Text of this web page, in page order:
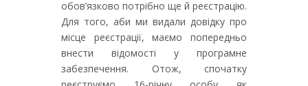
обов’язково потрібно ще й реєстрацію.
Для того, аби ми видали довідку про
місце реєстрації, маємо попередньо
внести відомості у програмне
забезпечення. Отож, спочатку